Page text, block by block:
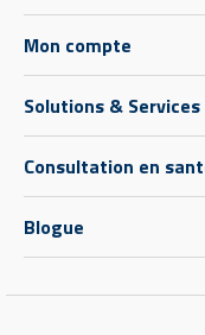
Mon compte
Solutions & Services
Consultation en
Blogue